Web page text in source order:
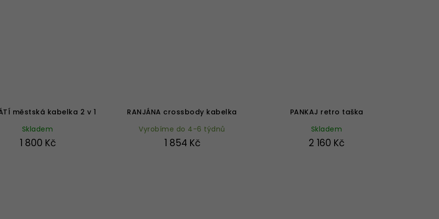
městská kabelka 2 v 1
produktu
4,9
z
5
Skladem
1 800 Kč
RANJÁNA crossbody kabelka
produktu
4,9
z
5
Vyrobíme do 4-6 týdnů
1 854 Kč
PANKAJ retro taška
produktu
5,0
z
5
Skladem
2 160 Kč